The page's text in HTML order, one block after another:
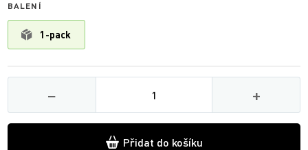
BALENÍ
1-pack
−
Množství
+
Přidat do košíku